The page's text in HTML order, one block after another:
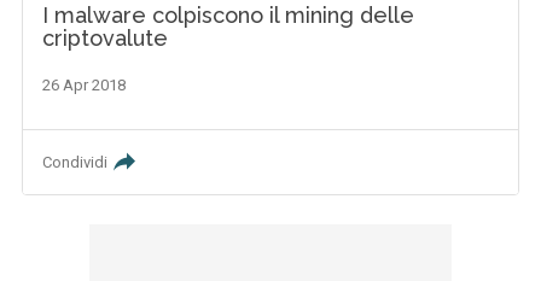
I malware colpiscono il mining delle
criptovalute
26 Apr 2018
Condividi